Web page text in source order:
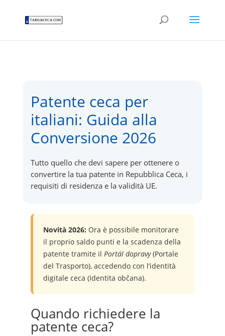
Patente ceca per
italiani: Guida alla
Conversione 2026
Tutto quello che devi sapere per ottenere o
convertire la tua patente in Repubblica Ceca, i
requisiti di residenza e la validità UE.
Novità 2026: Ora è possibile monitorare
il proprio saldo punti e la scadenza della
patente tramite il Portál dopravy(Portale
del Trasporto), accedendo con l’identità
digitale ceca (Identita občana).
Quando richiedere la
patente ceca?